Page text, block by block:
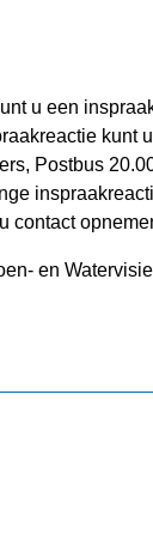
u een
kunt
Postbus
contact
en